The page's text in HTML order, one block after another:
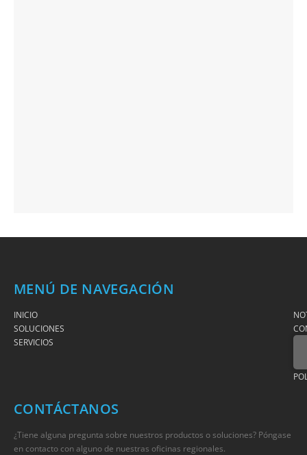
MENÚ DE NAVEGACIÓN
INICIO
SOLUCIONES
SERVICIOS
CONTÁCTANOS
¿Tiene alguna pregunta sobre nuestros productos o soluciones? Póngase
en contacto con alguno de nuestras oficinas regionales.